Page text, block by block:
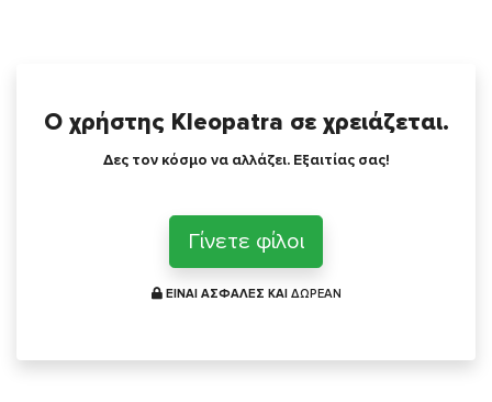
Ο χρήστης Kleopatra σε χρειάζεται.
Δες τον κόσμο να αλλάζει. Εξαιτίας σας!
Γίνετε φίλοι
ΕΙΝΑΙ ΑΣΦΑΛΕΣ ΚΑΙ ΔΩΡΕΑΝ